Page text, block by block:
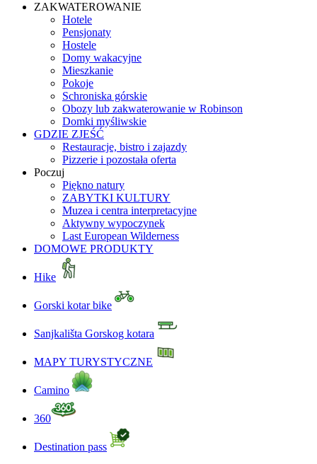
ZAKWATEROWANIE
Hotele
Pensjonaty
Hostele
Domy wakacyjne
Mieszkanie
Pokoje
Schroniska górskie
Obozy lub zakwaterowanie w Robinson
Domki myśliwskie
GDZIE ZJEŚĆ
Restauracje, bistro i zajazdy
Pizzerie i pozostała oferta
Poczuj
Piękno natury
ZABYTKI KULTURY
Muzea i centra interpretacyjne
Aktywny wypoczynek
Last European Wilderness
DOMOWE PRODUKTY
Hike
Gorski kotar bike
Sanjkališta Gorskog kotara
MAPY TURYSTYCZNE
Camino
360
Destination pass